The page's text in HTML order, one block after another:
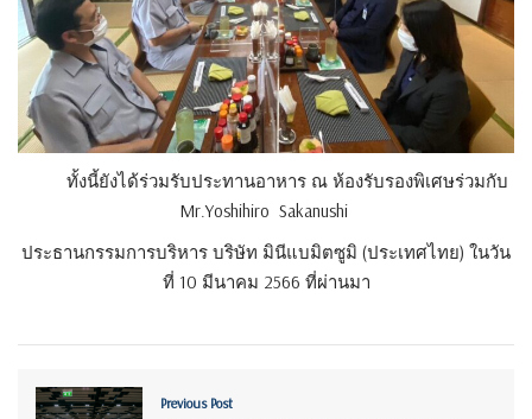
ทั้งนี้ยังได้ร่วมรับประทานอาหาร ณ ห้องรับรองพิเศษร่วมกับ
Mr.Yoshihiro Sakanushi
ประธานกรรมการบริหาร บริษัท มินีแบมิตซูมิ (ประเทศไทย) ในวัน
ที่ 10 มีนาคม 2566 ที่ผ่านมา
Previous Post